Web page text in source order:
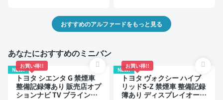
おすすめのアルファードをもっと見る
あなたにおすすめのミニバン
NEW!
お買い得!!
トヨタ シエンタ G 禁煙車
整備記録簿あり 販売店オプ
ションナビ TV ブラインド
NEW!
お買い得!!
トヨタ ヴォクシー ハイブ
リッドS-Z 禁煙車 整備記録
簿あり ディスプレイオーデ